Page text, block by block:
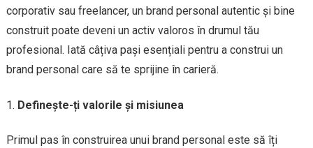
corporativ sau freelancer, un brand personal autentic și bine
construit poate deveni un activ valoros în drumul tău
profesional. Iată câțiva pași esențiali pentru a construi un
brand personal care să te sprijine în carieră.
Definește-ți valorile și misiunea
Primul pas în construirea unui brand personal este să îți